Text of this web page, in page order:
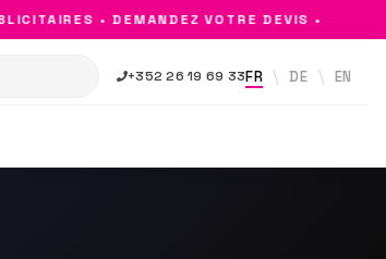
• DEMANDEZ VOTRE DEVIS •
+352 26 19 69 33FR DE EN